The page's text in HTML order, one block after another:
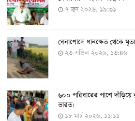
করোনায় ৩ জনের প্রাণহানি,
৮ আগস্ট ২০২২, ১৯:৩৪
দেশে তৈরি হলো করোনা
৮ আগস্ট ২০২২, ১৩:০৯
৭ জুন ২০২৬, ১৯:৩১
বেনাপোলে ধানক্ষেত থেকে
২৩ এপ্রিল ২০২৬, ১৩:৪৬
৬০০ পরিবারের পাশে
ভারত।
১৮ মার্চ ২০২৬, ১১:১১